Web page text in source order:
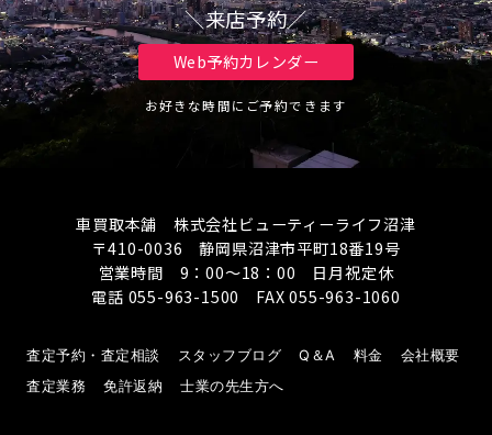
＼来店予約／
Web予約カレンダー
お好きな時間にご予約できます
車買取本舗 株式会社ビューティーライフ沼津
〒410-0036 静岡県沼津市平町18番19号
営業時間 9：00～18：00 日月祝定休
電話 055-963-1500 FAX 055-963-1060
査定予約・査定相談 スタッフブログ Q＆A 料金
会社概要
査定業務
免許返納 士業の先生方へ